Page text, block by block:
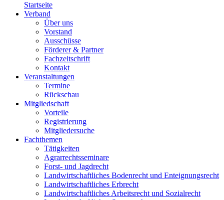
Startseite
Verband
Über uns
Vorstand
Ausschüsse
Förderer & Partner
Fachzeitschrift
Kontakt
Veranstaltungen
Termine
Rückschau
Mitgliedschaft
Vorteile
Registrierung
Mitgliedersuche
Fachthemen
Tätigkeiten
Agrarrechtsseminare
Forst- und Jagdrecht
Landwirtschaftliches Bodenrecht und Enteignungsrecht
Landwirtschaftliches Erbrecht
Landwirtschaftliches Arbeitsrecht und Sozialrecht